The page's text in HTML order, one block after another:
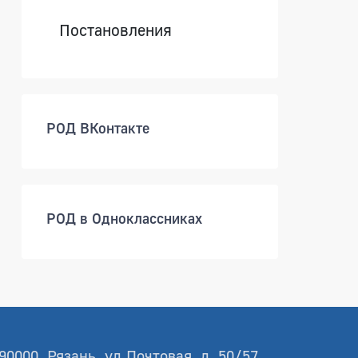
Постановления
РОД ВКонтакте
РОД в Одноклассниках